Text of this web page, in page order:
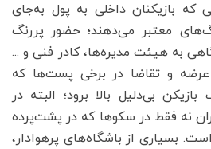
که بازیکنان داخلی به پول به‌‌‌جای
معتبر می‌‌‌دهند؛ حضور پررنگ
به هیئت مدیره‌‌‌ها، کادر فنی و ...
و تقاضا در برخی پست‌‌‌ها که
بی‌‌‌دلیل بالا برود؛ البته در
نه فقط در سکوها که در پشت‌پرده
بسیاری از باشگاه‌های پرهوادار،